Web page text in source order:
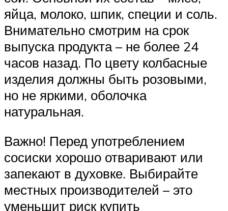
яйца, молоко, шпик, специи и соль.
Внимательно смотрим на срок
выпуска продукта – не более 24
часов назад. По цвету колбасные
изделия должны быть розовыми,
но не яркими, оболочка
натуральная.
Важно! Перед употреблением
сосиски хорошо отваривают или
запекают в духовке. Выбирайте
местных производителей – это
уменьшит риск купить